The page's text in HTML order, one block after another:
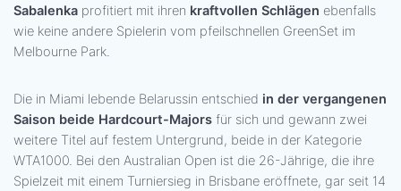
Sabalenka profitiert mit ihren kraftvollen Schlägen ebenfalls
wie keine andere Spielerin vom pfeilschnellen GreenSet im
Melbourne Park.
Die in Miami lebende Belarussin entschied in der vergangenen
Saison beide Hardcourt-Majors für sich und gewann zwei
weitere Titel auf festem Untergrund, beide in der Kategorie
WTA1000. Bei den Australian Open ist die 26-Jährige, die ihre
Spielzeit mit einem Turniersieg in Brisbane eröffnete, gar seit 14